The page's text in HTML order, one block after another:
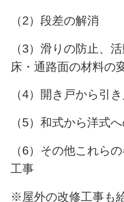
（2）段差の解消
（3）滑りの防止、
床・通路面の材料の
（4）開き戸から引
（5）和式から洋式
（6）その他これら
工事
※屋外の改修工事も